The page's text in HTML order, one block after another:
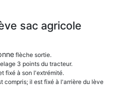
sac agricole
flèche sortie.
3 points du tracteur.
fixé à son l'extrémité.
compris; il est fixé à l'arrière du lève